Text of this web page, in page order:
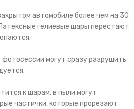
автомобиле более чем на 30
гелиевые шары перестают
могут сразу разрушить
к шарам, в пыли могут
частички, которые прорезают